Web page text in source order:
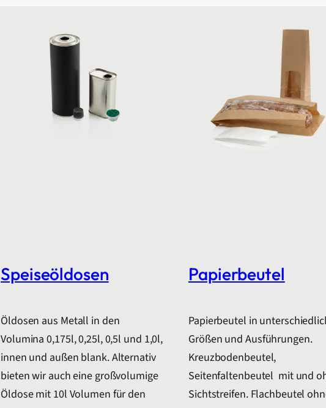
Speiseöldosen
Öldosen aus Metall in den
Volumina 0,175l, 0,25l, 0,5l und 1,0l,
innen und außen blank. Alternativ
bieten wir auch eine großvolumige
Öldose mit 10l Volumen für den
Papierbeutel
Papierbeutel in
Größen und Ausführungen.
Kreuzbodenbeutel,
Seitenfaltenbeutel mit und
Sichtstreifen. Flachbeutel